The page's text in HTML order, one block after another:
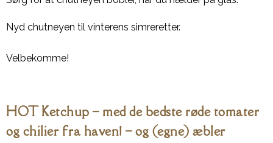
Nyd chutneyen til vinterens simreretter.
Velbekomme!
HOT Ketchup – med de bedste røde tomater
og chilier fra haven! – og (egne) æbler